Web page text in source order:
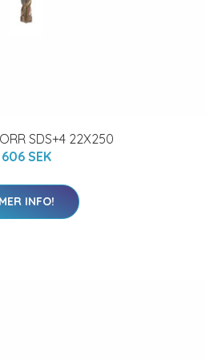
SDS+4 22X250
606 SEK
MER INFO!